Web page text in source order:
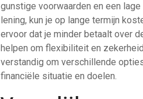
gunstige voorwaarden en een
lening, kun je op lange termijn
ervoor dat je minder betaalt over
helpen om flexibiliteit en
verstandig om verschillende
financiële situatie en doelen.